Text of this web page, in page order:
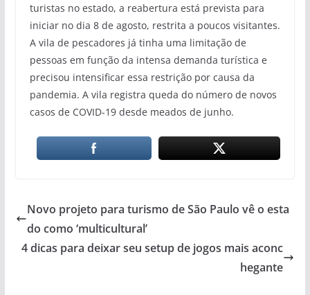
turistas no estado, a reabertura está prevista para
iniciar no dia 8 de agosto, restrita a poucos visitantes.
A vila de pescadores já tinha uma limitação de
pessoas em função da intensa demanda turística e
precisou intensificar essa restrição por causa da
pandemia. A vila registra queda do número de novos
casos de COVID-19 desde meados de junho.
Novo projeto para turismo de São Paulo vê o esta
do como ‘multicultural’
4 dicas para deixar seu setup de jogos mais aconc
hegante